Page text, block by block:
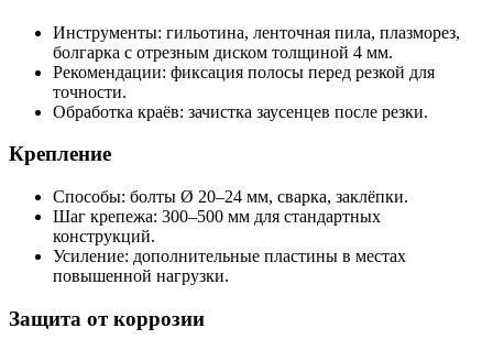
Инструменты: гильотина, ленточная пила, плазморез,
болгарка с отрезным диском толщиной 4 мм.
Рекомендации: фиксация полосы перед резкой для
точности.
Обработка краёв: зачистка заусенцев после резки.
Крепление
Способы: болты Ø 20–24 мм, сварка, заклёпки.
Шаг крепежа: 300–500 мм для стандартных
конструкций.
Усиление: дополнительные пластины в местах
повышенной нагрузки.
Защита от коррозии